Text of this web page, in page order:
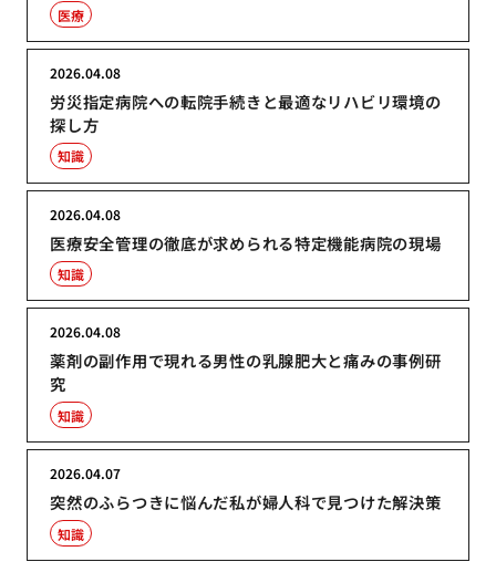
医療
労災指定病院への転院手続きと最適なリハビリ環境の
探し方
2026.04.08
知識
医療安全管理の徹底が求められる特定機能病院の現場
2026.04.08
知識
薬剤の副作用で現れる男性の乳腺肥大と痛みの事例研
究
2026.04.08
知識
突然のふらつきに悩んだ私が婦人科で見つけた解決策
2026.04.07
知識